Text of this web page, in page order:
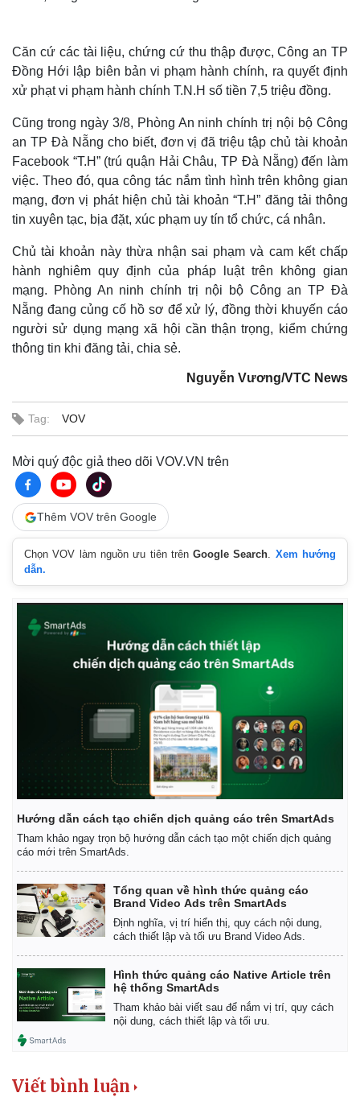
Thế giới
Ảnh
Căn cứ các tài liệu, chứng cứ thu thập được, Công an TP
Đồng Hới lập biên bản vi phạm hành chính, ra quyết định
xử phạt vi phạm hành chính T.N.H số tiền 7,5 triệu đồng.
Cũng trong ngày 3/8, Phòng An ninh chính trị nội bộ Công
an TP Đà Nẵng cho biết, đơn vị đã triệu tập chủ tài khoản
Facebook “T.H” (trú quận Hải Châu, TP Đà Nẵng) đến làm
việc. Theo đó, qua công tác nắm tình hình trên không gian
mạng, đơn vị phát hiện chủ tài khoản “T.H” đăng tải thông
tin xuyên tạc, bịa đặt, xúc phạm uy tín tổ chức, cá nhân.
Chủ tài khoản này thừa nhận sai phạm và cam kết chấp
hành nghiêm quy định của pháp luật trên không gian
mạng. Phòng An ninh chính trị nội bộ Công an TP Đà
Nẵng đang củng cố hồ sơ để xử lý, đồng thời khuyến cáo
người sử dụng mạng xã hội cần thận trọng, kiểm chứng
thông tin khi đăng tải, chia sẻ.
Nguyễn Vương/VTC News
Tag: VOV
Mời quý độc giả theo dõi VOV.VN trên
Thêm VOV trên Google
Chọn VOV làm nguồn ưu tiên trênGoogle Search. Xem hướng
dẫn.
Hướng dẫn cách tạo chiến dịch quảng cáo trên SmartAds
Tham khảo ngay trọn bộ hướng dẫn cách tạo một chiến dịch quảng
cáo mới trên SmartAds.
Tổng quan về hình thức quảng cáo
Brand Video Ads trên SmartAds
Định nghĩa, vị trí hiển thị, quy cách nội dung,
cách thiết lập và tối ưu Brand Video Ads.
Hình thức quảng cáo Native Article trên
hệ thống SmartAds
Tham khảo bài viết sau để nắm vị trí, quy cách
nội dung, cách thiết lập và tối ưu.
Viết bình luận